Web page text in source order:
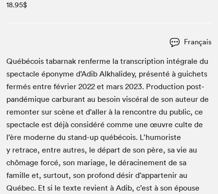
18.95$
Français
Québé­cois tabar­nak ren­ferme la tran­scrip­tion inté­grale du
spec­ta­cle éponyme d’Adib Alkhalidey, présen­té à guichets
fer­més entre févri­er2022 et mars2023. Pro­duc­tion post-
pandémique car­bu­rant au besoin vis­céral de son auteur de
remon­ter sur scène et d’aller à la ren­con­tre du pub­lic, ce
spec­ta­cle est déjà con­sid­éré comme une œuvre culte de
l’ère mod­erne du stand-up québé­cois. L’hu­moriste
y retrace, entre autres, le départ de son père, sa vie au
chô­mage for­cé, son mariage, le déracin­e­ment de sa
famille et, surtout, son pro­fond désir d’ap­partenir au
Québec. Et si le texte revient à Adib, c’est à son épouse